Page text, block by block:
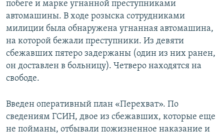
побеге и марке угнанной преступниками
автомашины. В ходе розыска сотрудниками
милиции была обнаружена угнанная автомашина,
на которой бежали преступники. Из девяти
сбежавших пятеро задержаны (один из них ранен,
он доставлен в больницу). Четверо находятся на
свободе.
Введен оперативный план «Перехват». По
сведениям ГСИН, двое из сбежавших, которые еще
не пойманы, отбывали пожизненное наказание и